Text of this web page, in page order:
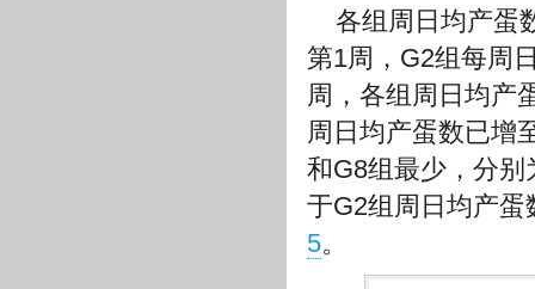
各组周日均产蛋
第1周，G2组每周
周，各组周日均产
周日均产蛋数已增
和G8组最少，分
于G2组周日均产
5。